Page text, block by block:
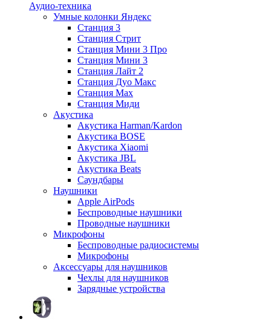
Аудио-техника
Умные колонки Яндекс
Станция 3
Станция Стрит
Станция Мини 3 Про
Станция Мини 3
Станция Лайт 2
Станция Дуо Макс
Станция Max
Станция Миди
Акустика
Акустика Harman/Kardon
Акустика BOSE
Акустика Xiaomi
Акустика JBL
Акустика Beats
Саундбары
Наушники
Apple AirPods
Беспроводные наушники
Проводные наушники
Микрофоны
Беспроводные радиосистемы
Микрофоны
Аксессуары для наушников
Чехлы для наушников
Зарядные устройства